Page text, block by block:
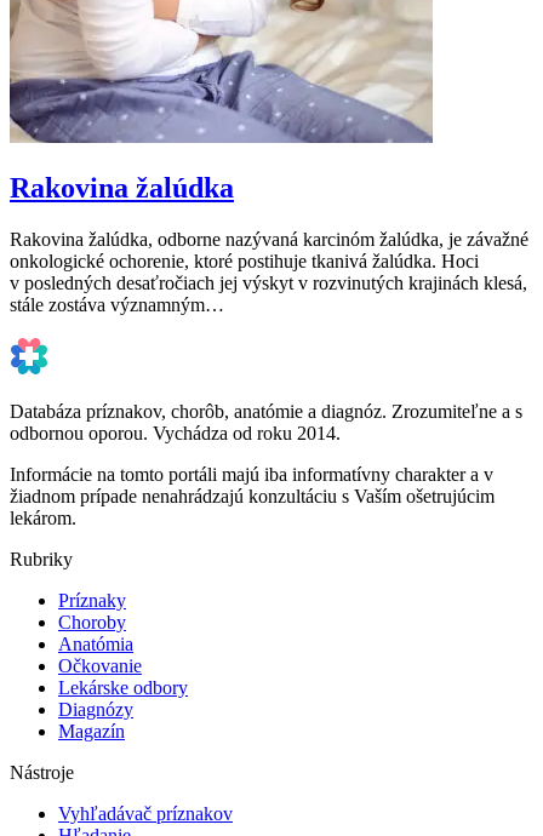
Rakovina žalúdka
Rakovina žalúdka, odborne nazývaná karcinóm žalúdka, je závažné
onkologické ochorenie, ktoré postihuje tkanivá žalúdka. Hoci
v posledných desaťročiach jej výskyt v rozvinutých krajinách klesá,
stále zostáva významným…
Databáza príznakov, chorôb, anatómie a diagnóz. Zrozumiteľne a s
odbornou oporou. Vychádza od roku 2014.
Informácie na tomto portáli majú iba informatívny charakter a v
žiadnom prípade nenahrádzajú konzultáciu s Vaším ošetrujúcim
lekárom.
Rubriky
Príznaky
Choroby
Anatómia
Očkovanie
Lekárske odbory
Diagnózy
Magazín
Nástroje
Vyhľadávač príznakov